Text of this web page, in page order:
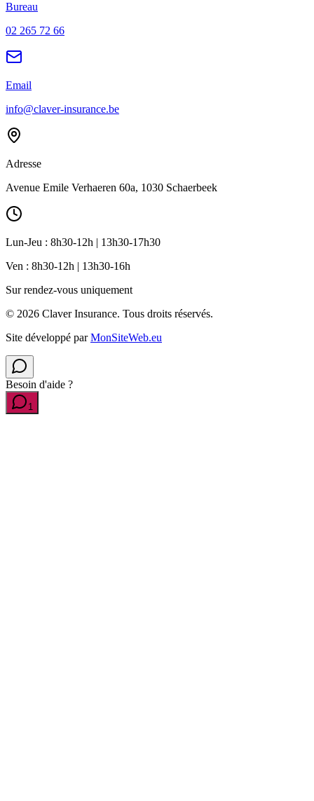
Bureau
02 265 72 66
Email
info@claver-insurance.be
Adresse
Avenue Emile Verhaeren 60a, 1030 Schaerbeek
Lun-Jeu : 8h30-12h | 13h30-17h30
Ven : 8h30-12h | 13h30-16h
Sur rendez-vous uniquement
© 2026 Claver Insurance. Tous droits réservés.
Site développé par MonSiteWeb.eu
Besoin d'aide ?
1